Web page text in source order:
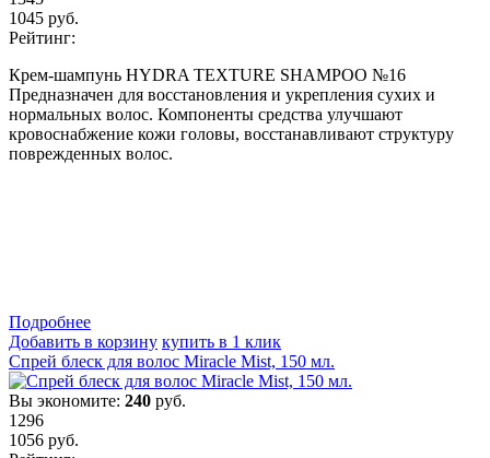
1045 руб.
Рейтинг:
Крем-шампунь HYDRA TEXTURE SHAMPOO №16
Предназначен для восстановления и укрепления сухих и
нормальных волос. Компоненты средства улучшают
кровоснабжение кожи головы, восстанавливают структуру
поврежденных волос.
Подробнеe
Добавить в корзину купить в 1 клик
Спрей блеск для волос Miracle Mist, 150 мл.
Вы экономите: 240 руб.
1296
1056 руб.